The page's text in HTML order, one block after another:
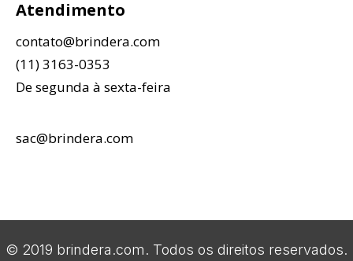
Atendimento
contato@brindera.com
(11) 3163-0353
De segunda à sexta-feira
sac@brindera.com
© 2019 brindera.com. Todos os direitos reservados.